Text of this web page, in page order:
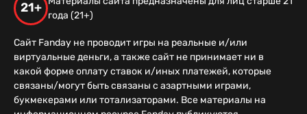
21+
года (21+)
Сайт Fanday не проводит игры на реальные и/или
виртуальные деньги, а также сайт не принимает ни в
какой форме оплату ставок и/иных платежей, которые
связаны/могут быть связаны с азартными играми,
букмекерами или тотализаторами. Все материалы на